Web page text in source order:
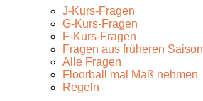
J-Kurs-Fragen
G-Kurs-Fragen
F-Kurs-Fragen
Fragen aus früheren
Alle Fragen
Floorball mal Maß nehmen
Regeln